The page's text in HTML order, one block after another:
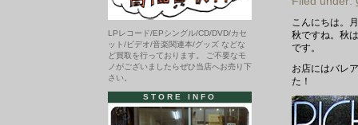
こんにちは。
秋ですね。秋
です。
お店にはバレ
た！
LPレコード/EPシングル/CD/DVD/カセ
ット/ビデオ/音楽関連本/グッズ などな
ど買取を行っております。 ご不要なモ
ノがございましたらぜひ当店へお売り下
さい。
STORE INFO